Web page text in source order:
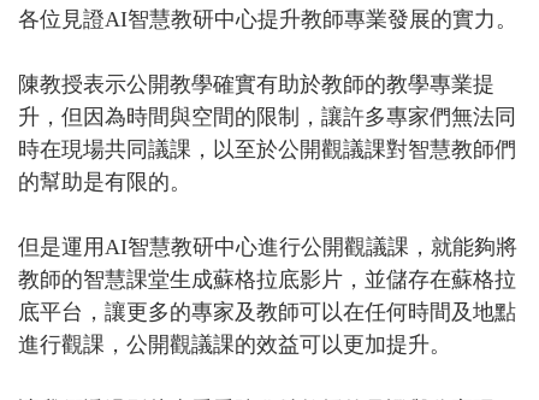
各位見證AI智慧教研中心提升教師專業發展的實力。
陳教授表示公開教學確實有助於教師的教學專業提
升，但因為時間與空間的限制，讓許多專家們無法同
時在現場共同議課，以至於公開觀議課對智慧教師們
的幫助是有限的。
但是運用AI智慧教研中心進行公開觀議課，就能夠將
教師的智慧課堂生成蘇格拉底影片，並儲存在蘇格拉
底平台，讓更多的專家及教師可以在任何時間及地點
進行觀課，公開觀議課的效益可以更加提升。